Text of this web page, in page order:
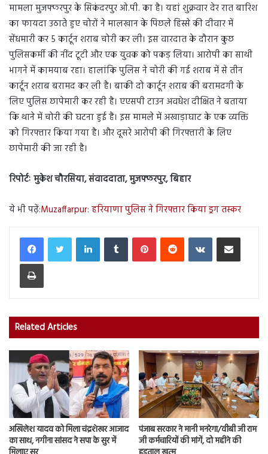
मामला मुजफ्फरपुर के सिकंदरपुर ओ.पी. का है। यहां शुक्रवार देर रात बारिश
का फायदा उठाते हुए चोरों ने मालखान के पिछले हिस्से की दीवार में
सेंधमारी कर 5 कार्टून शराब चोरी कर ली। इस वारदात के दौरान कुछ
पुलिसकर्मी की नींद टूटी और एक युवक को पकड़ लिया। आरोपी का साथी
भागने में कामयाब रहा। हालांकि पुलिस ने चोरी की गई शराब में से तीन
कार्टून शराब बरामद कर ली है। बाकी दो कार्टून शराब की बरामदगी के
लिए पुलिस छापेमारी कर रही है। एएसपी टाउन अवधेश दीक्षित ने बताया
कि थाने में चोरी की घटना हुई है। इस मामले में अखाड़ाघाट के एक व्यक्ति
को गिरफ्तार किया गया है। और दूसरे आरोपी की गिरफ्तारी के लिए
छापेमारी की जा रही है।
रिपोर्टः मुकेश चौरसिया, संवाददाता, मुजफ्फरपुर, बिहार
ये भी पढ़ें:Muzaffarpur: हरियाणा पुलिस ने गिरफ्तार किया ड्रग तस्कर
LinkedInTumblr PinterestReddit VKontakteShare via Email
Print
Related Articles
अखिलेश यादव को मिला चंद्रशेखर आजाद
का साथ, नगीना सांसद ने सपा के सुर में
पंजाब सरकार ने मानी मनरेगा/वीबी जी राम
जी कर्मचारियों की मांगें, दो महीने की